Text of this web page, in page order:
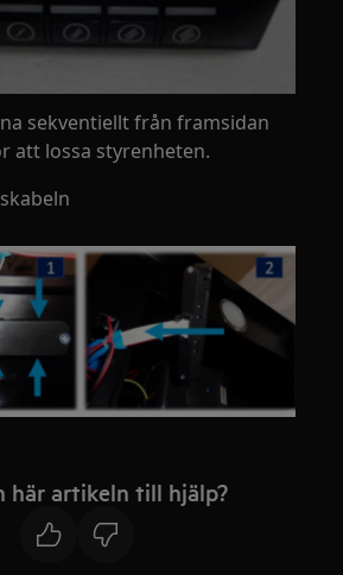
sekventiellt från framsidan
att lossa styrenheten.
här artikeln till hjälp?